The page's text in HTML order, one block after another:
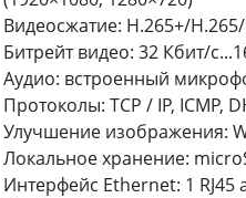
Видеосжатие: H.265+/
Битрейт видео: 32 Кбит/
Аудио: встроенный
Протоколы: TCP / IP, ICMP,
Улучшение изображения:
Локальное хранение:
Интерфейс Ethernet: 1 RJ45